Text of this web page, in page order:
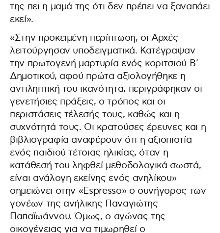
της πει η μαμά της ότι δεν πρέπει να ξαναπάει
εκεί».
«Στην προκειμένη περίπτωση, οι Αρχές
λειτούργησαν υποδειγματικά. Κατέγραψαν
την πρωτογενή μαρτυρία ενός κοριτσιού Β΄
Δημοτικού, αφού πρώτα αξιολογήθηκε η
αντιληπτική του ικανότητα, περιγράφηκαν οι
γενετήσιες πράξεις, ο τρόπος και οι
περιστάσεις τέλεσής τους, καθώς και η
συχνότητά τους. Οι κρατούσες έρευνες και η
βιβλιογραφία αναφέρουν ότι η αξιοπιστία
ενός παιδιού τέτοιας ηλικίας, όταν η
κατάθεσή του ληφθεί μεθοδολογικά σωστά,
είναι ανάλογη εκείνης ενός ανηλίκου»
σημειώνει στην «Espresso» ο συνήγορος των
γονέων της ανήλικης Παναγιώτης
Παπαϊωάννου. Όμως, ο αγώνας της
οικογένειας για να τιμωρηθεί ο